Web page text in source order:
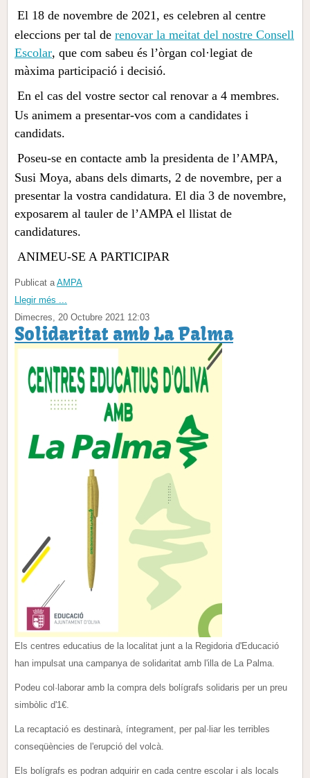
El 18 de novembre de 2021, es celebren al centre
eleccions per tal de renovar la meitat del nostre Consell
Escolar, que com sabeu és l’òrgan col·legiat de
màxima participació i decisió.
En el cas del vostre sector cal renovar a 4 membres.
Us animem a presentar-vos com a candidates i
candidats.
Poseu-se en contacte amb la presidenta de l’AMPA,
Susi Moya, abans dels dimarts, 2 de novembre, per a
presentar la vostra candidatura. El dia 3 de novembre,
exposarem al tauler de l’AMPA el llistat de
candidatures.
ANIMEU-SE A PARTICIPAR
Publicat a AMPA
Llegir més ...
Dimecres, 20 Octubre 2021 12:03
Solidaritat amb La Palma
Els centres educatius de la localitat junt a la Regidoria d'Educació
han impulsat una campanya de solidaritat amb l'illa de La Palma.
Podeu col·laborar amb la compra dels bolígrafs solidaris per un preu
simbòlic d'1€.
La recaptació es destinarà, íntegrament, per pal·liar les terribles
conseqüències de l'erupció del volcà.
Els bolígrafs es podran adquirir en cada centre escolar i als locals